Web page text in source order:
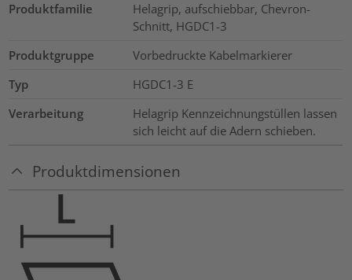
Produktfamilie
Helagrip, aufschiebbar, Chevron-
Schnitt, HGDC1-3
Produktgruppe
Vorbedruckte Kabelmarkierer
Typ
HGDC1-3 E
Verarbeitung
Helagrip Kennzeichnungstüllen lassen
sich leicht auf die Adern schieben.
Produktdimensionen